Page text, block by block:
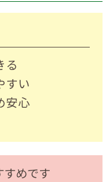
る
すい
安心
すめです